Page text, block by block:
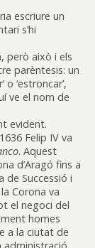
escriure un
s’hi
però això i els
parèntesis: un
o ‘estroncar’,
ve el nom de
evident.
Felip IV va
. Aquest
d’Aragó fins a
de Successió i
Corona va
el negoci del
homes
a la ciutat de
administració,